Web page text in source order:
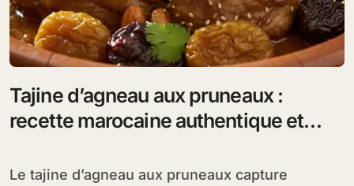
Tajine d’agneau aux pruneaux :
recette marocaine authentique et
Le tajine d’agneau aux pruneaux capture